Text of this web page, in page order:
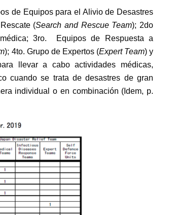
de Equipos para el Alivio de Desastres
(Search and Rescue Team); 2do
3ro. Equipos de Respuesta a
); 4to. Grupo de Expertos (Expert Team) y
llevar a cabo actividades médicas,
cuando se trata de desastres de gran
individual o en combinación (Idem, p.